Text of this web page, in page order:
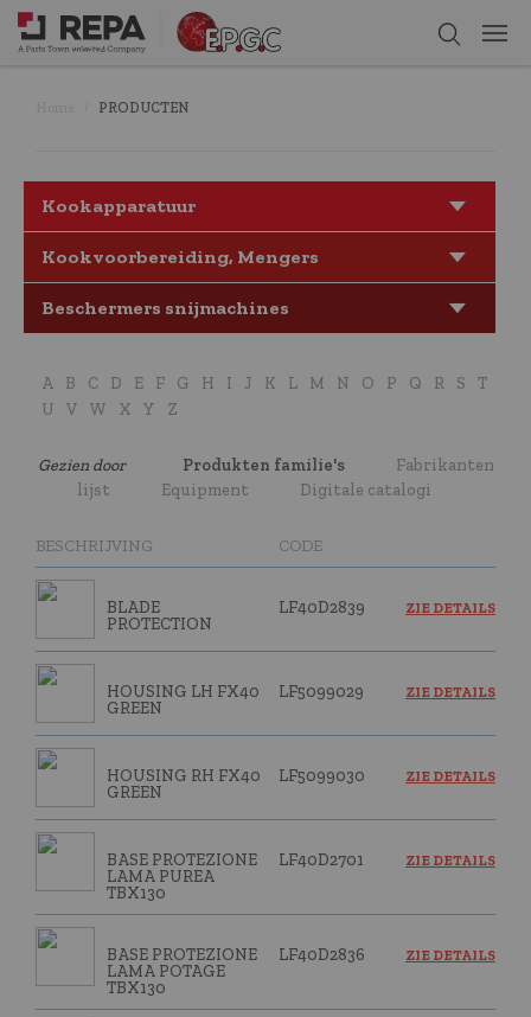
PRODUCTEN
Kookapparatuur
Kookvoorbereiding, Mengers
Beschermers snijmachines
A B C D E F G H I J K L M N O P Q R S
T
U
V W X Y Z
Gezien door Produkten familie's
Fabrikanten
lijst
Equipment Digitale catalogi
BESCHRIJVING CODE
BLADE
PROTECTION
LF40D2839 ZIE DETAILS
HOUSING LH FX40
GREEN
LF5099029 ZIE DETAILS
HOUSING RH FX40
GREEN
LF5099030 ZIE DETAILS
BASE PROTEZIONE
LAMA PUREA
TBX130
LF40D2701 ZIE DETAILS
BASE PROTEZIONE
LAMA POTAGE
TBX130
LF40D2836 ZIE DETAILS